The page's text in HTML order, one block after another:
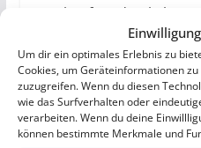
Um dir ein optimales Erlebnis zu
Cookies, um Geräteinformationen
zuzugreifen. Wenn du diesen
wie das Surfverhalten oder
verarbeiten. Wenn du deine
können bestimmte Merkmale und
Zukunft Radverkehr &
Themen (Smart Home,
Unsere Motorräder:
und Honda NC700S
Region und darüber
Bilder? Dann buch mich